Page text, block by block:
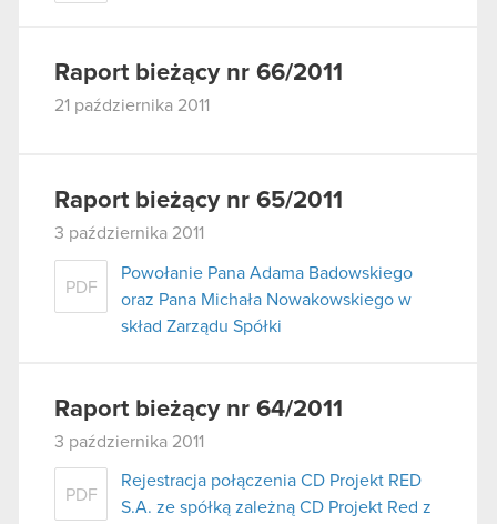
Raport bieżący nr 66/2011
21 października 2011
Raport bieżący nr 65/2011
3 października 2011
PDF
Powołanie Pana Adama Badowskiego
oraz Pana Michała Nowakowskiego w
skład Zarządu Spółki
Raport bieżący nr 64/2011
3 października 2011
PDF
Rejestracja połączenia CD Projekt RED
S.A. ze spółką zależną CD Projekt Red z